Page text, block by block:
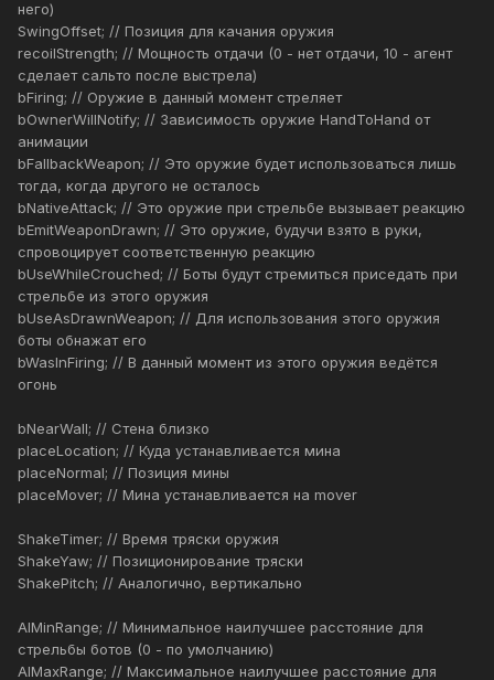
него)
SwingOffset; // Позиция для качания оружия
recoilStrength; // Мощность отдачи (0 - нет отдачи, 10 - агент
сделает сальто после выстрела)
bFiring; // Оружие в данный момент стреляет
bOwnerWillNotify; // Зависимость оружие HandToHand от
анимации
bFallbackWeapon; // Это оружие будет использоваться лишь
тогда, когда другого не осталось
bNativeAttack; // Это оружие при стрельбе вызывает реакцию
bEmitWeaponDrawn; // Это оружие, будучи взято в руки,
спровоцирует соответственную реакцию
bUseWhileCrouched; // Боты будут стремиться приседать при
стрельбе из этого оружия
bUseAsDrawnWeapon; // Для использования этого оружия
боты обнажат его
bWasInFiring; // В данный момент из этого оружия ведётся
огонь
bNearWall; // Стена близко
placeLocation; // Куда устанавливается мина
placeNormal; // Позиция мины
placeMover; // Мина устанавливается на mover
ShakeTimer; // Время тряски оружия
ShakeYaw; // Позиционирование тряски
ShakePitch; // Аналогично, вертикально
AIMinRange; // Минимальное наилучшее расстояние для
стрельбы ботов (0 - по умолчанию)
AIMaxRange; // Максимальное наилучшее расстояние для